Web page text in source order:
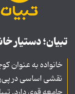
تبیان؛ دستیار
خانواده به عنوان
نقشی اساسی در